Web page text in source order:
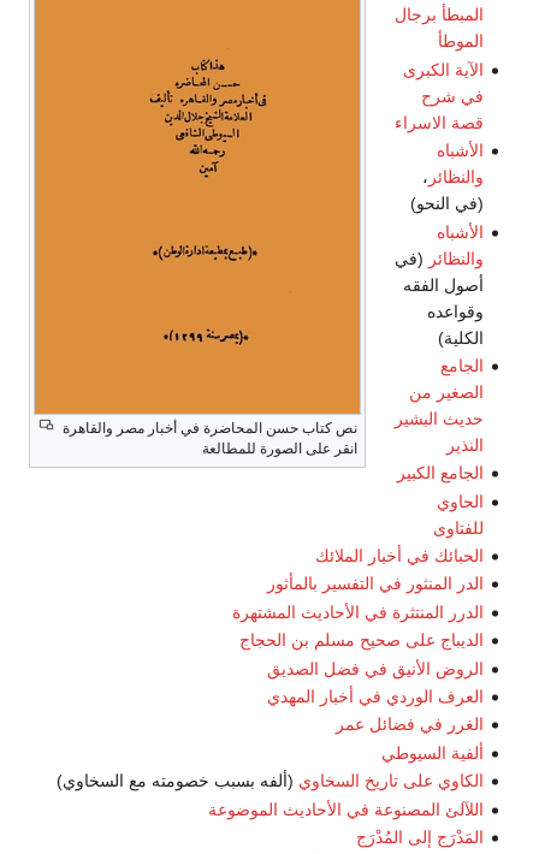
نص كتاب حسن المحاضرة في أخبار مصر والقاهرة
انقر على الصورة للمطالعة
المبطأ برجال
الموطأ
الآية الكبرى
في شرح
قصة الاسراء
الأشباه
والنظائر ،
(في النحو)
الأشباه
والنظائر (في
أصول الفقه
وقواعده
الكلية)
الجامع
الصغير من
حديث البشير
النذير
الجامع الكبير
الحاوي
للفتاوى
الحبائك في أخبار الملائك
الدر المنثور في التفسير بالمأثور
الدرر المنتثرة في الأحاديث المشتهرة
الديباج على صحيح مسلم بن الحجاج
الروض الأنيق في فضل الصديق
العرف الوردي في أخبار المهدي
الغرر في فضائل عمر
ألفية السيوطي
الكاوي على تاريخ السخاوي (ألفه بسبب خصومته مع السخاوي)
اللآلئ المصنوعة في الأحاديث الموضوعة
المَدْرَج إلى المُدْرَج